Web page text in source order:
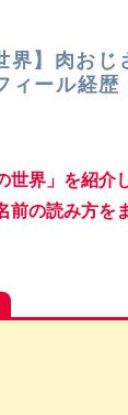
界】肉お
ィール経
世界」を紹介
前の読み方を